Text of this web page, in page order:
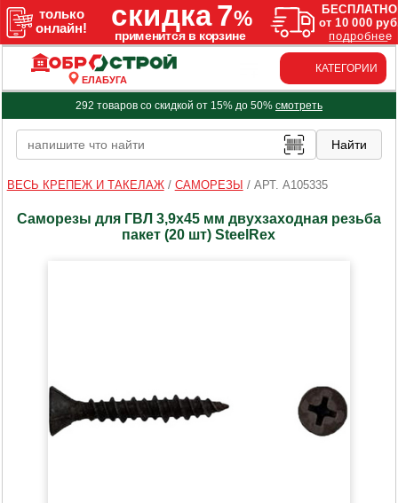
ЕЛАБУГА
КАТЕГОРИИ
292 товаров со скидкой от 15% до 50% смотреть
ВЕСЬ КРЕПЕЖ И ТАКЕЛАЖ/ САМОРЕЗЫ / АРТ. A105335
Саморезы для ГВЛ 3,9х45 мм двухзаходная резьба
пакет (20 шт) SteelRex